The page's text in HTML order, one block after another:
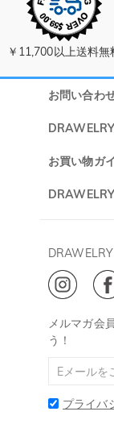
￥11,700以上送料無
お問い合わ
ご利用規約
ご特定商
お買い物ガ
発送につ
ジュエリ
Drawelry
会員・ポ
メルマガ会
う！
プライバ